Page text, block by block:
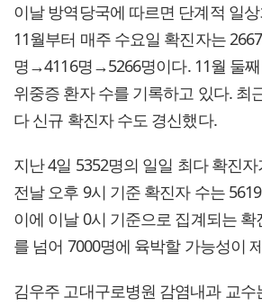
이날 방역당국에 따르면 단계적 일
11월부터 매주 수요일 확진자는
명→4116명→5266명이다. 11월 둘
위중증 환자 수를 기록하고 있다. 최
다 신규 확진자 수도 경신했다.
지난 4일 5352명의 일일 최다 확진
전날 오후 9시 기준 확진자 수는
이에 이날 0시 기준으로 집계되는 확
를 넘어 7000명에 육박할 가능성이
김우주 고대구로병원 감염내과 교수